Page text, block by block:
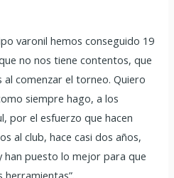
varonil hemos conseguido 19
no nos tiene contentos, que
comenzar el torneo. Quiero
siempre hago, a los
por el esfuerzo que hacen
al club, hace casi dos años,
han puesto lo mejor para que